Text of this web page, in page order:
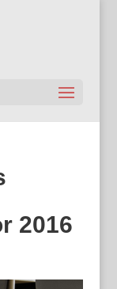
2016